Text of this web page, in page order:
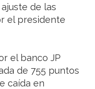
de las
el presidente
el banco JP
de 755 puntos
caída en